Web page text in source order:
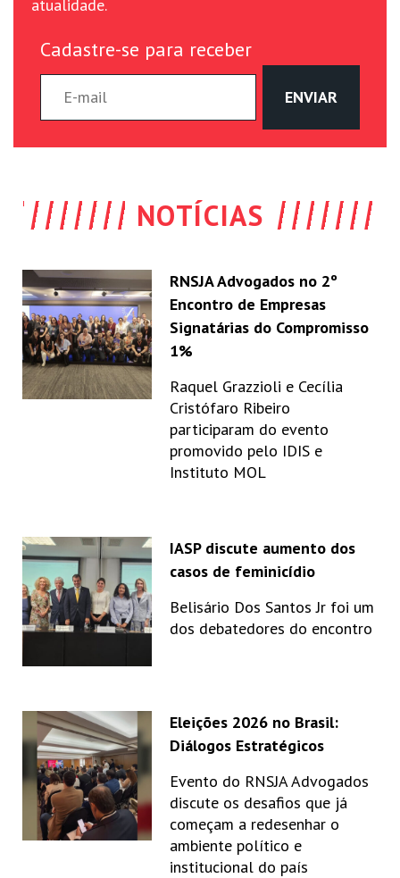
atualidade.
Cadastre-se para receber
NOTÍCIAS
RNSJA Advogados no 2º
Encontro de Empresas
Signatárias do Compromisso
1%
Raquel Grazzioli e Cecília
Cristófaro Ribeiro
participaram do evento
promovido pelo IDIS e
Instituto MOL
IASP discute aumento dos
casos de feminicídio
Belisário Dos Santos Jr foi um
dos debatedores do encontro
Eleições 2026 no Brasil:
Diálogos Estratégicos
Evento do RNSJA Advogados
discute os desafios que já
começam a redesenhar o
ambiente político e
institucional do país